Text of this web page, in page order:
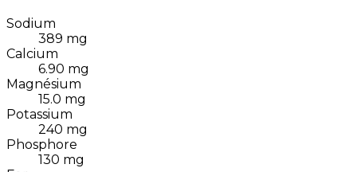
Sodium
389 mg
Calcium
6.90 mg
Magnésium
15.0 mg
Potassium
240 mg
Phosphore
130 mg